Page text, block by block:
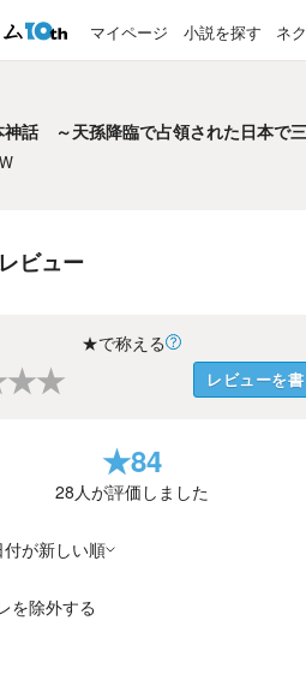
マイページ 小説を探す ネ
神話 ～天孫降臨で占領された日本で
ビュー
★で称える
★★ レビューを書
★84
28人が評価しました
付が新しい順
を除外する